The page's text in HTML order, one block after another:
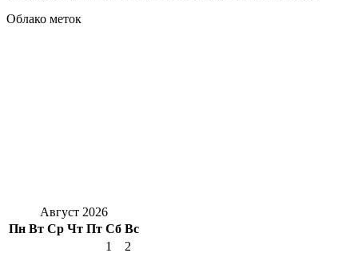
Облако меток
Август 2026
Пн Вт Ср Чт Пт Сб Вс
1
2